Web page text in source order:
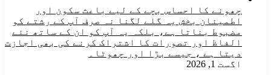
چھونے کا احساس بچے کے لیے باعث سکون اور
اطمینان بخش یہ گلے لگنا نہ صرف آپ کے رشتے کو
مضبوط بناتا ہے، بلکہ یہ آپ کو ان کے ساتھ نئے
الفاظ اور تصورات کا اشتراک کرنے کی بھی اجازت
دیتا ہے ، جیسے بڑا اور چھوٹا۔
اگست 1, 2026